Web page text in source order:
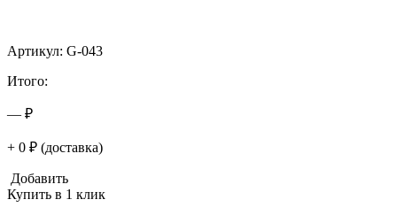
Артикул: G-043
Итого:
— ₽
+ 0 ₽ (доставка)
Добавить
Купить в 1 клик